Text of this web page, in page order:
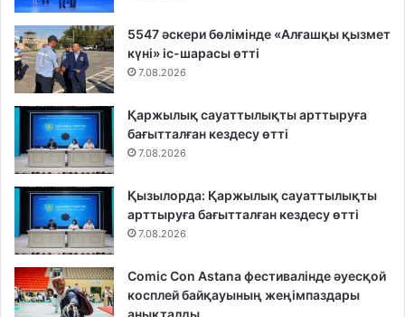
5547 әскери бөлімінде «Алғашқы қызмет
күні» іс-шарасы өтті
7.08.2026
Қаржылық сауаттылықты арттыруға
бағытталған кездесу өтті
7.08.2026
Қызылорда: Қаржылық сауаттылықты
арттыруға бағытталған кездесу өтті
7.08.2026
Comic Con Astana фестивалінде әуесқой
косплей байқауының жеңімпаздары